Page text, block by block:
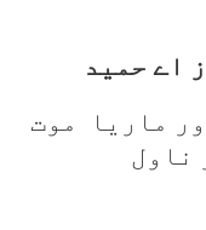
اے حمید
ماریا موت
ناول